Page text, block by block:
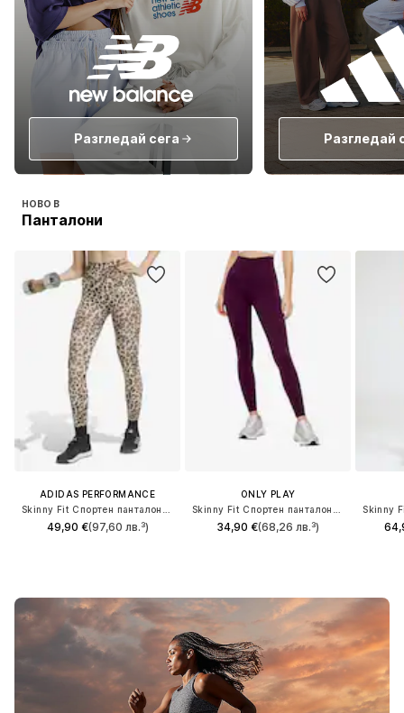
Разгледай сега Разгледай
НОВО В
Панталони
ADIDAS PERFORMANCE
49,90 €(97,60 лв.³)
ONLY PLAY
34,90 €(68,26 лв.³)